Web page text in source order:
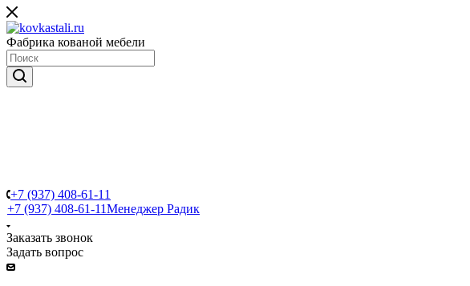
Фабрика кованой мебели
+7 (937) 408-61-11
+7 (937) 408-61-11Менеджер Радик
Заказать звонок
Задать вопрос